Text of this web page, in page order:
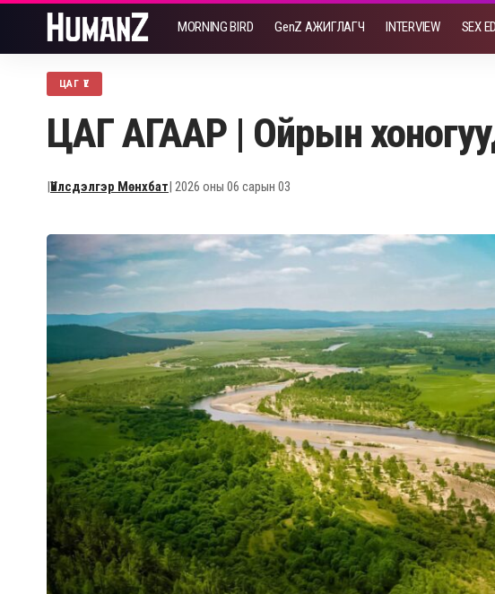
MORNING BIRD GenZ АЖИГЛАГЧ INTERVIEW SEX
ЦАГ ҮЕ
ЦАГ АГААР | Ойрын
|Үйлсдэлгэр Мөнхбат| 2026 оны 06 сарын 03